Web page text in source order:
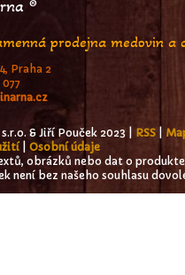
®
prodejna medovin a
Praha 2
& Jiří Pouček 2023 | RSS
| Osobní údaje
obrázků nebo dat o
není bez našeho souhlasu